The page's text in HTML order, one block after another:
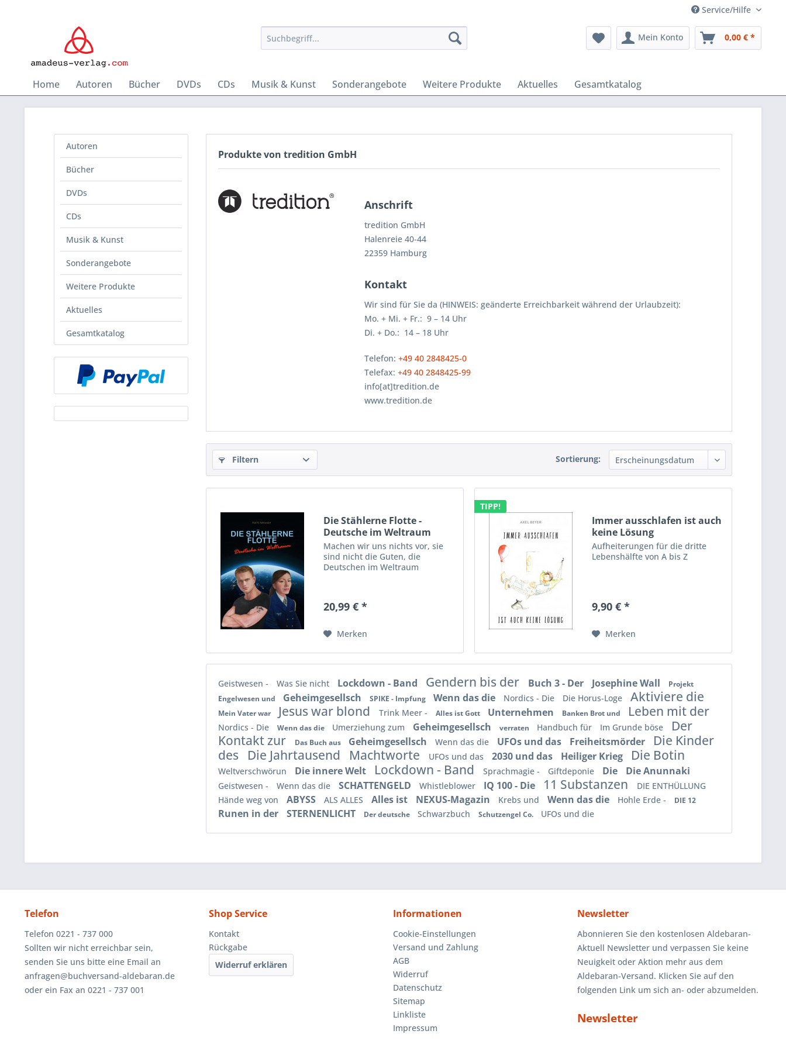
Service/Hilfe
Mein Konto 0,00 € *
Home Autoren Bücher DVDs CDs Musik & Kunst Sonderangebote Weitere Produkte Aktuelles Gesamtkatalog
Autoren
Bücher
DVDs
CDs
Musik & Kunst
Sonderangebote
Weitere Produkte
Aktuelles
Gesamtkatalog
Produkte von tredition GmbH
Anschrift
tredition GmbH
Halenreie 40-44
22359 Hamburg
Kontakt
Wir sind für Sie da (HINWEIS: geänderte Erreichbarkeit während der Urlaubzeit):
Mo. + Mi. + Fr.: 9 – 14 Uhr
Di. + Do.: 14 – 18 Uhr
Telefon: +49 40 2848425-0
Telefax: +49 40 2848425-99
info[at]tredition.de
www.tredition.de
Filtern Sortierung:
Die Stählerne Flotte -
Deutsche im Weltraum
Machen wir uns nichts vor, sie
sind nicht die Guten, die
Deutschen im Weltraum
20,99 € *
Merken
TIPP!
Immer ausschlafen ist auch
keine Lösung
Aufheiterungen für die dritte
Lebenshälfte von A bis Z
9,90 € *
Merken
Geistwesen - Was Sie nicht Lockdown - Band Gendern bis der Buch 3 - Der Josephine Wall
Projekt
Engelwesen und
Geheimgesellsch SPIKE - Impfung Wenn das die Nordics - Die Die Horus-Loge Aktiviere die
Mein Vater war Jesus war blond Trink Meer - Alles ist Gott Unternehmen Banken Brot und Leben mit der
Nordics - Die Wenn das die Umerziehung zum Geheimgesellsch verraten Handbuch für Im Grunde böse
Der
Kontakt zur
Das Buch aus Geheimgesellsch Wenn das die UFOs und das Freiheitsmörder
Die Kinder
des
Die Jahrtausend Machtworte UFOs und das 2030 und das Heiliger Krieg Die Botin
Weltverschwörun Die innere Welt Lockdown - Band Sprachmagie - Giftdeponie Die Die Anunnaki
Geistwesen - Wenn das die SCHATTENGELD Whistleblower IQ 100 - Die 11 Substanzen
DIE ENTHÜLLUNG
Hände weg von
ABYSS ALS ALLES Alles ist NEXUS-Magazin Krebs und Wenn das die Hohle Erde - DIE 12
Runen in der STERNENLICHT Der deutsche Schwarzbuch Schutzengel Co. UFOs und die
Telefon
Telefon 0221 - 737 000
Sollten wir nicht erreichbar sein,
senden Sie uns bitte eine Email an
anfragen@buchversand-aldebaran.de
oder ein Fax an 0221 - 737 001
Shop Service
Kontakt
Rückgabe
Widerruf erklären
Informationen
Cookie-Einstellungen
Versand und Zahlung
AGB
Widerruf
Datenschutz
Sitemap
Linkliste
Impressum
Newsletter
Abonnieren Sie den kostenlosen Aldebaran-
Aktuell Newsletter und verpassen Sie keine
Neuigkeit oder Aktion mehr aus dem
Aldebaran-Versand. Klicken Sie auf den
folgenden Link um sich an- oder abzumelden.
Newsletter